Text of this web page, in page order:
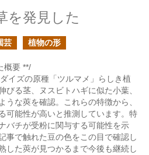
を発見した
芸 植物の形
概要 **/
イズの原種「ツルマメ」らしき植
びる茎、ヌスビトハギに似た小葉、
うな莢を確認。これらの特徴から、
可能性が高いと推測しています。特
バチが受粉に関与する可能性を示
事で触れた豆の色をこの目で確認し
した莢が見つかるまで今後も継続し